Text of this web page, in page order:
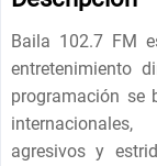
Baila 102.7 FM
entretenimiento
programación se
agresivos y